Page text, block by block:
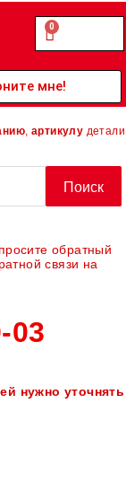
0.00
0
Cart
мне!
артикулу детали
Поиск
обратный
связи на
03
нужно уточнять